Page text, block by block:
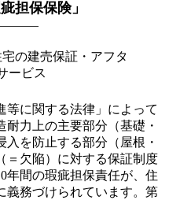
担保保険」
等に関する法律」によって
力上の主要部分（基礎・
を防止する部分（屋根・
＝欠陥）に対する保証制度
年間の瑕疵担保責任が、住
義務づけられています。第